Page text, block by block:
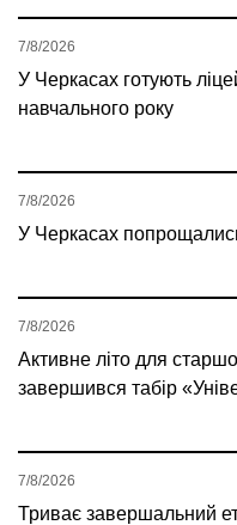
У Черкасах готують
навчального року
7/8/2026
У Черкасах
7/8/2026
Активне літо для
завершився табір
7/8/2026
Триває завершальний
7/8/2026